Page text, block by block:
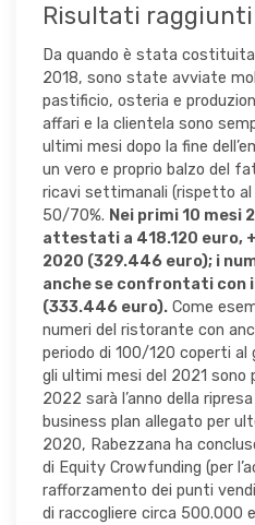
Risultati raggiunti
Da quando è stata costituita
2018, sono state avviate
pastificio, osteria e
affari e la clientela sono
ultimi mesi dopo la fine
un vero e proprio balzo del
ricavi settimanali (rispetto al
50/70%. Nei primi 10 mesi
attestati a 418.120 euro,
2020 (329.446 euro); i
anche se confrontati con i
(333.446 euro). Come
numeri del ristorante con
periodo di 100/120 coperti
gli ultimi mesi del 2021
2022 sarà l’anno della
business plan allegato per
2020, Rabezzana ha
di Equity Crowfunding (per
rafforzamento dei punti
di raccogliere circa 500.000